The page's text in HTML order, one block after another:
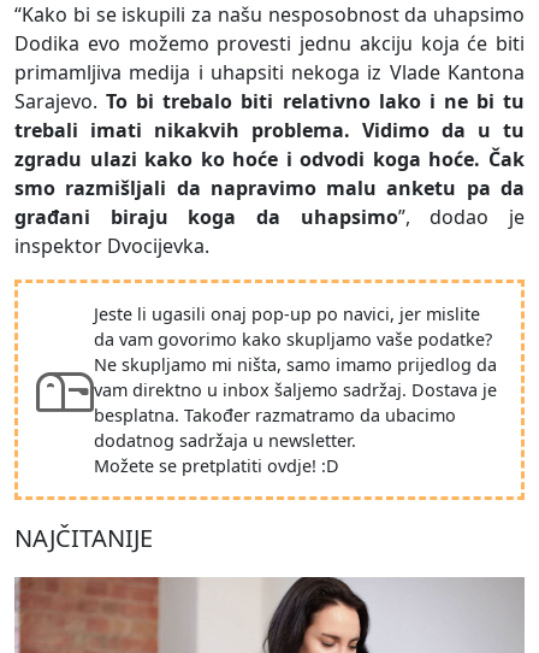
“Kako bi se iskupili za našu nesposobnost da uhapsimo
Dodika evo možemo provesti jednu akciju koja će biti
primamljiva medija i uhapsiti nekoga iz Vlade Kantona
Sarajevo.To bi trebalo biti relativno lako i ne bi tu
trebali imati nikakvih problema. Vidimo da u tu
zgradu ulazi kako ko hoće i odvodi koga hoće. Čak
smo razmišljali da napravimo malu anketu pa da
građani biraju koga da uhapsimo”, dodao je
inspektor Dvocijevka.
Jeste li ugasili onaj pop-up po navici, jer mislite
da vam govorimo kako skupljamo vaše podatke?
Ne skupljamo mi ništa, samo imamo prijedlog da
vam direktno u inbox šaljemo sadržaj. Dostava je
besplatna. Također razmatramo da ubacimo
dodatnog sadržaja u newsletter.
Možete se pretplatiti ovdje! :D
NAJČITANIJE